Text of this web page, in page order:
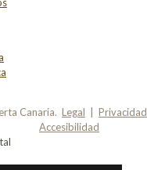
Canaria. Legal Privacidad
Accesibilidad